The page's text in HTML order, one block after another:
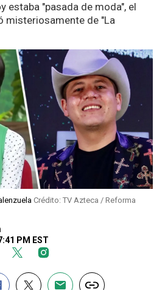
estaba "pasada de moda", el
misteriosamente de "La
Crédito: TV Azteca / Reforma
PM EST